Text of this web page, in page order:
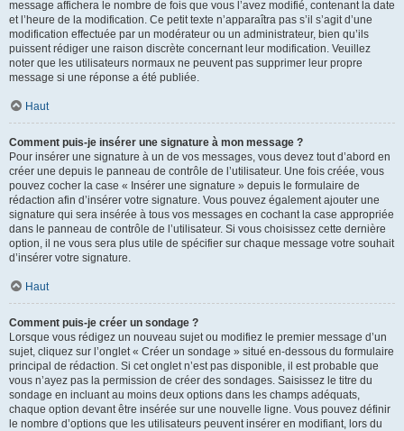
message affichera le nombre de fois que vous l’avez modifié, contenant la date
et l’heure de la modification. Ce petit texte n’apparaîtra pas s’il s’agit d’une
modification effectuée par un modérateur ou un administrateur, bien qu’ils
puissent rédiger une raison discrète concernant leur modification. Veuillez
noter que les utilisateurs normaux ne peuvent pas supprimer leur propre
message si une réponse a été publiée.
Haut
Comment puis-je insérer une signature à mon message ?
Pour insérer une signature à un de vos messages, vous devez tout d’abord en
créer une depuis le panneau de contrôle de l’utilisateur. Une fois créée, vous
pouvez cocher la case « Insérer une signature » depuis le formulaire de
rédaction afin d’insérer votre signature. Vous pouvez également ajouter une
signature qui sera insérée à tous vos messages en cochant la case appropriée
dans le panneau de contrôle de l’utilisateur. Si vous choisissez cette dernière
option, il ne vous sera plus utile de spécifier sur chaque message votre souhait
d’insérer votre signature.
Haut
Comment puis-je créer un sondage ?
Lorsque vous rédigez un nouveau sujet ou modifiez le premier message d’un
sujet, cliquez sur l’onglet « Créer un sondage » situé en-dessous du formulaire
principal de rédaction. Si cet onglet n’est pas disponible, il est probable que
vous n’ayez pas la permission de créer des sondages. Saisissez le titre du
sondage en incluant au moins deux options dans les champs adéquats,
chaque option devant être insérée sur une nouvelle ligne. Vous pouvez définir
le nombre d’options que les utilisateurs peuvent insérer en modifiant, lors du